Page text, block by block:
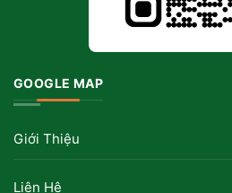
GOOGLE MAP
Giới Thiệu
Liên Hệ